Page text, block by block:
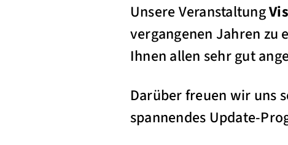
Unsere Veranstaltung
vergangenen Jahren zu
Ihnen allen sehr gut
Darüber freuen wir uns
spannendes Update-